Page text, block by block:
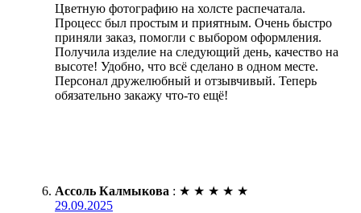
Цветную фотографию на холсте распечатала.
Процесс был простым и приятным. Очень быстро
приняли заказ, помогли с выбором оформления.
Получила изделие на следующий день, качество на
высоте! Удобно, что всё сделано в одном месте.
Персонал дружелюбный и отзывчивый. Теперь
обязательно закажу что-то ещё!
Ассоль Калмыкова : ★ ★ ★ ★ ★
29.09.2025